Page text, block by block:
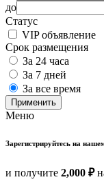
до
Статус
VIP объявление
Срок размещения
За 24 часа
За 7 дней
За все время
Применить
Меню
Зарегистрируйтесь на
и получите 2,000 ₽